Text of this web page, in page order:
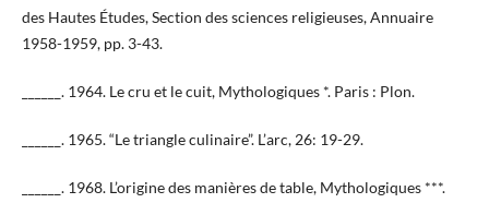
des Hautes Études, Section des sciences religieuses, Annuaire
1958-1959, pp. 3-43.
______. 1964. Le cru et le cuit, Mythologiques *. Paris : Plon.
______. 1965. “Le triangle culinaire”. L’arc, 26: 19-29.
______. 1968. L’origine des manières de table, Mythologiques ***.